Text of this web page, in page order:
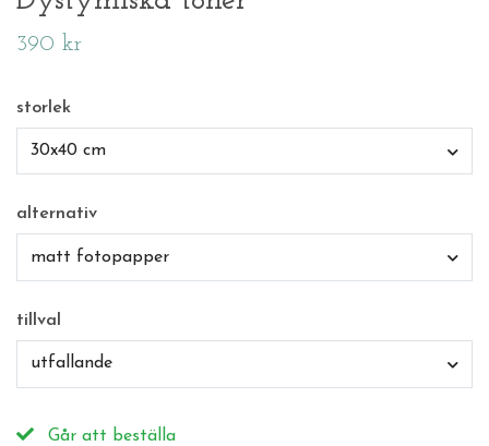
390 kr
storlek
30x40 cm
alternativ
matt fotopapper
tillval
utfallande
Går att beställa